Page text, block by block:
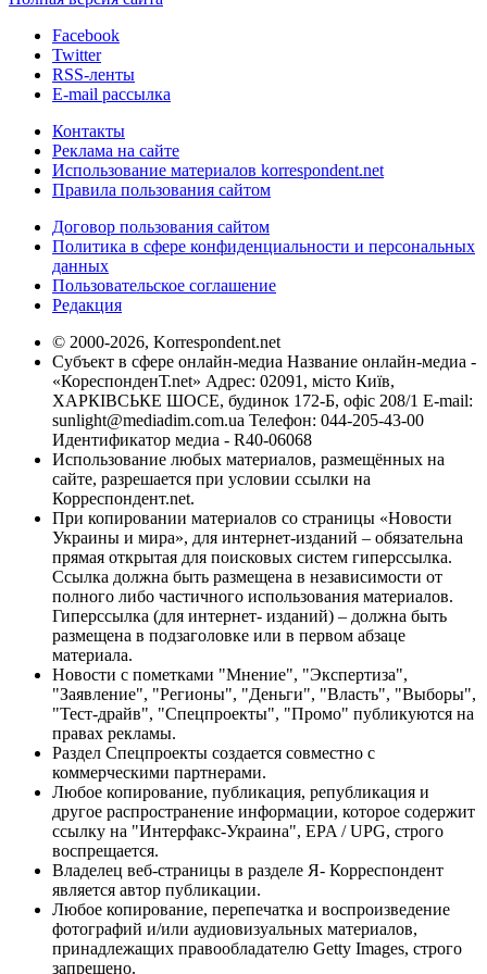
Facebook
Twitter
RSS-ленты
E-mail рассылка
Контакты
Реклама на сайте
Использование материалов korrespondent.net
Правила пользования сайтом
Договор пользования сайтом
Политика в сфере конфиденциальности и персональных
данных
Пользовательское соглашение
Редакция
© 2000-2026, Korrespondent.net
Субъект в сфере онлайн-медиа Название онлайн-медиа -
«КореспонденТ.net» Адрес: 02091, місто Київ,
ХАРКІВСЬКЕ ШОСЕ, будинок 172-Б, офіс 208/1 E-mail:
sunlight@mediadim.com.ua Телефон: 044-205-43-00
Идентификатор медиа - R40-06068
Использование любых материалов, размещённых на
сайте, разрешается при условии ссылки на
Корреспондент.net.
При копировании материалов со страницы «Новости
Украины и мира», для интернет-изданий – обязательна
прямая открытая для поисковых систем гиперссылка.
Ссылка должна быть размещена в независимости от
полного либо частичного использования материалов.
Гиперссылка (для интернет- изданий) – должна быть
размещена в подзаголовке или в первом абзаце
материала.
Новости с пометками "Мнение", "Экспертиза",
"Заявление", "Регионы", "Деньги", "Власть", "Выборы",
"Тест-драйв", "Спецпроекты", "Промо" публикуются на
правах рекламы.
Раздел Спецпроекты создается совместно с
коммерческими партнерами.
Любое копирование, публикация, републикация и
другое распространение информации, которое содержит
ссылку на "Интерфакс-Украина", EPA / UPG, строго
воспрещается.
Владелец веб-страницы в разделе Я- Корреспондент
является автор публикации.
Любое копирование, перепечатка и воспроизведение
фотографий и/или аудиовизуальных материалов,
принадлежащих правообладателю Getty Images, строго
запрещено.